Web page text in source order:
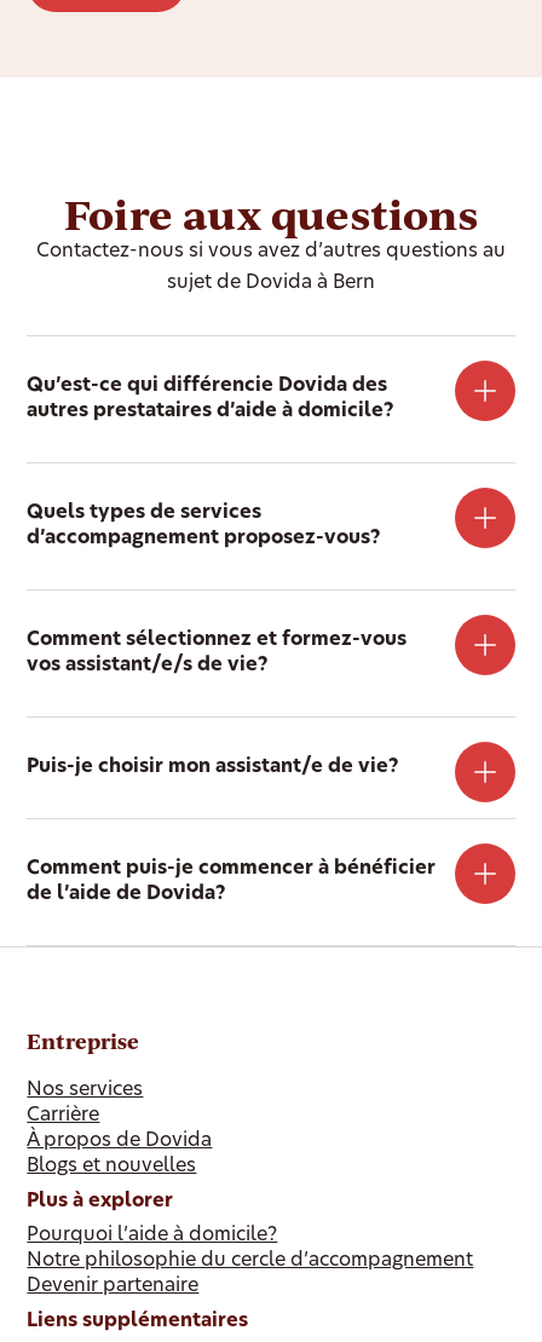
Foire aux questions
Contactez-nous si vous avez d’autres questions au
sujet de Dovida à Bern
Qu’est-ce qui différencie Dovida des
autres prestataires d’aide à domicile?
Quels types de services
d’accompagnement proposez-vous?
Comment sélectionnez et formez-vous
vos assistant/e/s de vie?
Puis-je choisir mon assistant/e de vie?
Comment puis-je commencer à bénéficier
de l’aide de Dovida?
Entreprise
Nos services
Carrière
À propos de Dovida
Blogs et nouvelles
Plus à explorer
Pourquoi l’aide à domicile?
Notre philosophie du cercle d’accompagnement
Devenir partenaire
Liens supplémentaires